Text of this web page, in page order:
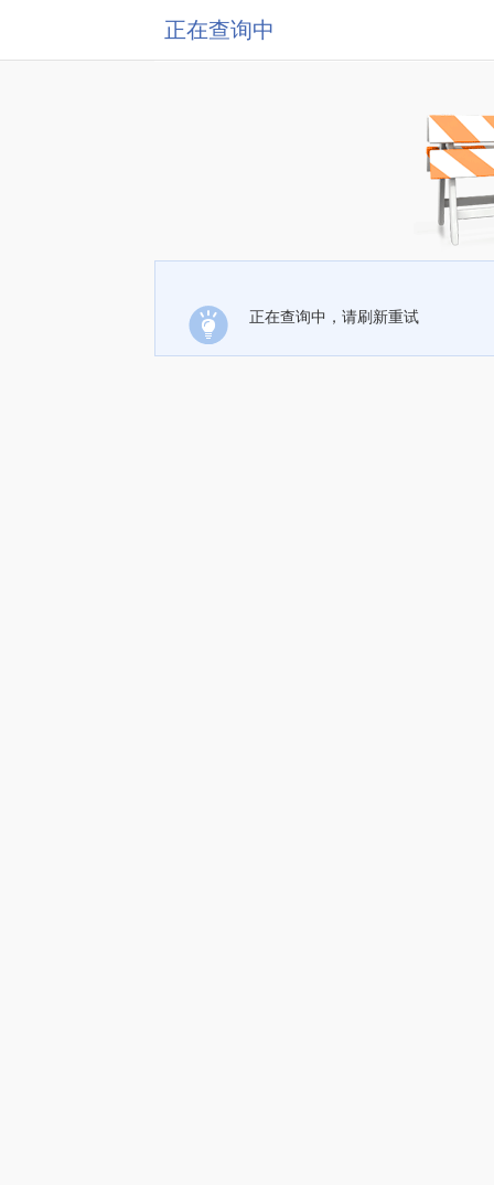
正在查询中
正在查询中，请刷新重试